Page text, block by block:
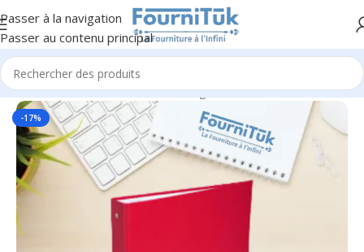
Passer à la navigation
Passer au contenu principal
Accueil/Fourniture de Bureau/Rangement & Classement
-17%